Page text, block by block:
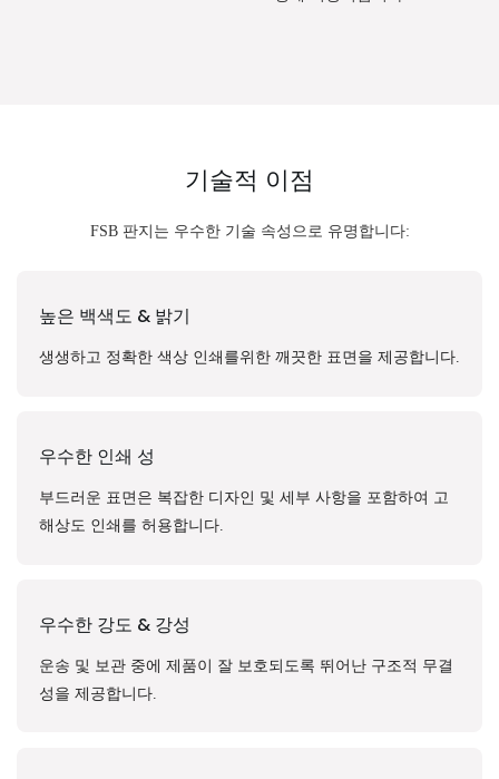
기술적 이점
FSB 판지는 우수한 기술 속성으로 유명합니다:
높은 백색도 & 밝기
생생하고 정확한 색상 인쇄를위한 깨끗한 표면을 제공합니다.
우수한 인쇄 성
부드러운 표면은 복잡한 디자인 및 세부 사항을 포함하여 고
해상도 인쇄를 허용합니다.
우수한 강도 & 강성
운송 및 보관 중에 제품이 잘 보호되도록 뛰어난 구조적 무결
성을 제공합니다.